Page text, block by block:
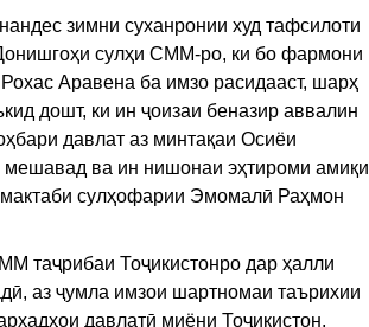
зимни суханронии худ тафсилоти
сулҳи СММ-ро, ки бо фармони
Аравена ба имзо расидааст, шарҳ
дошт, ки ин ҷоизаи беназир аввалин
давлат аз минтақаи Осиёи
мешавад ва ин нишонаи эҳтироми амиқи
сулҳофарии Эмомалӣ Раҳмон
таҷрибаи Тоҷикистонро дар ҳалли
аз ҷумла имзои шартномаи таърихии
давлатӣ миёни Тоҷикистон,